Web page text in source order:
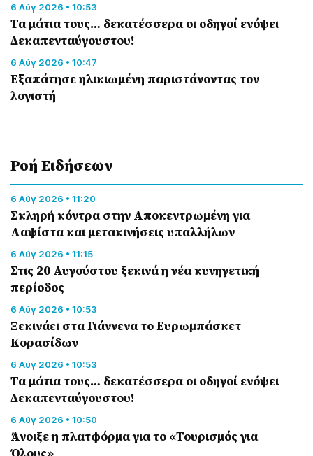
6 Αύγ 2026 • 10:53
Τα μάτια τους… δεκατέσσερα οι οδηγοί ενόψει
Δεκαπενταύγουστου!
6 Αύγ 2026 • 10:47
Εξαπάτησε ηλικιωμένη παριστάνοντας τον
λογιστή
Ροή Eιδήσεων
6 Αύγ 2026 • 11:20
Σκληρή κόντρα στην Αποκεντρωμένη για
Λαψίστα και μετακινήσεις υπαλλήλων
6 Αύγ 2026 • 11:15
Στις 20 Αυγούστου ξεκινά η νέα κυνηγετική
περίοδος
6 Αύγ 2026 • 10:53
Ξεκινάει στα Γιάννενα το Ευρωμπάσκετ
Κορασίδων
6 Αύγ 2026 • 10:53
Τα μάτια τους… δεκατέσσερα οι οδηγοί ενόψει
Δεκαπενταύγουστου!
6 Αύγ 2026 • 10:50
Άνοιξε η πλατφόρμα για το «Τουρισμός για